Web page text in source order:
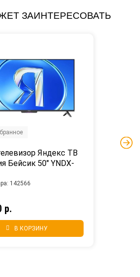
ЗАИНТЕРЕСОВАТЬ
Яндекс ТВ
Бейсик 50" YNDX-
р.
В КОРЗИНУ
142566